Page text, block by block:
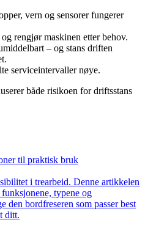
vern og sensorer fungerer
rengjør maskinen etter behov.
– og stans driften
serviceintervaller nøye.
både risikoen for driftsstans
til praktisk bruk
i trearbeid. Denne artikkelen
typene og
den bordfreseren som passer best
ditt.